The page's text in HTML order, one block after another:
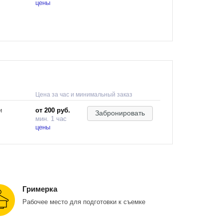
цены
Цена за час и минимальный заказ
от 200 руб.
мин. 1 час
цены
Забронировать
Гримерка
Рабочее место для подготовки к съемке